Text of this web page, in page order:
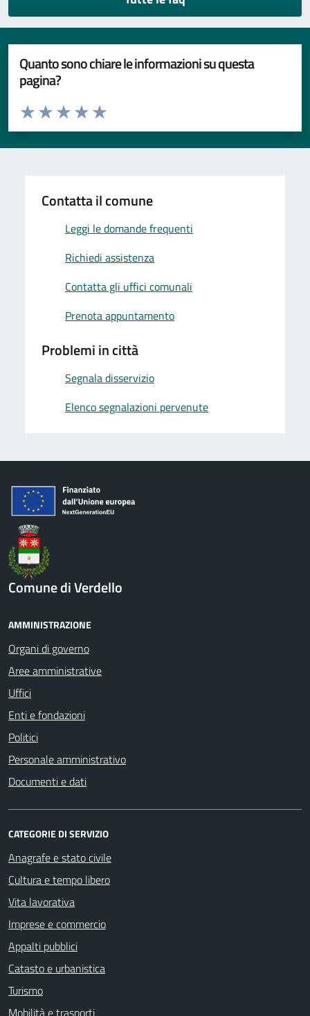
Quanto sono chiare le informazioni su questa
pagina?
Valuta da 1 a 5 stelle la pagina
Valuta 5 stelle su 5
Valuta 4 stelle su 5
Valuta 3 stelle su 5
Valuta 2 stelle su 5
Valuta 1 stelle su 5
Contatta il comune
Leggi le domande frequenti
Richiedi assistenza
Contatta gli uffici comunali
Prenota appuntamento
Problemi in città
Segnala disservizio
Elenco segnalazioni pervenute
Comune di Verdello
AMMINISTRAZIONE
Organi di governo
Aree amministrative
Uffici
Enti e fondazioni
Politici
Personale amministrativo
Documenti e dati
CATEGORIE DI SERVIZIO
Anagrafe e stato civile
Cultura e tempo libero
Vita lavorativa
Imprese e commercio
Appalti pubblici
Catasto e urbanistica
Turismo
Mobilità e trasporti